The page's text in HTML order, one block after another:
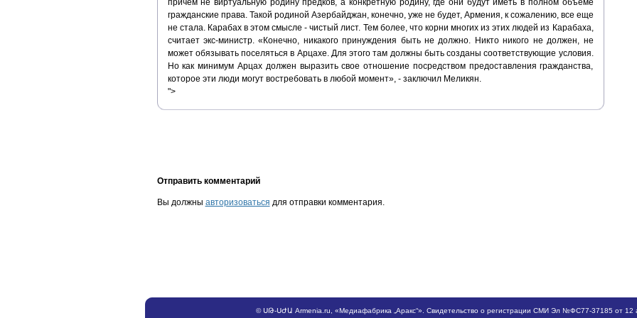
гражданские права. Такой родиной Азербайджан, конечно, уже не будет, Армения, к сожалению, все еще
не стала. Карабах в этом смысле - чистый лист. Тем более, что корни многих из этих людей из Карабаха,
считает экс-министр. «Конечно, никакого принуждения быть не должно. Никто никого не должен, не
может обязывать поселяться в Арцахе. Для этого там должны быть созданы соответствующие условия.
Но как минимум Арцах должен выразить свое отношение посредством предоставления гражданства,
которое эти люди могут востребовать в любой момент», - заключил Меликян.
">
Отправить комментарий
Вы должны авторизоваться для отправки комментария.
©ՍԹ-ՍԺԱ Armenia.ru , «Медиафабрика „Аракс“». Свидетельство о регистрации СМИ Эл №ФС77-37185 от 12